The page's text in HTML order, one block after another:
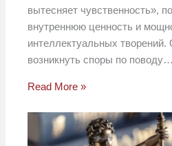
вытесняет чувственность»,
внутреннюю ценность и
интеллектуальных творений.
возникнуть споры по поводу…
Read More »